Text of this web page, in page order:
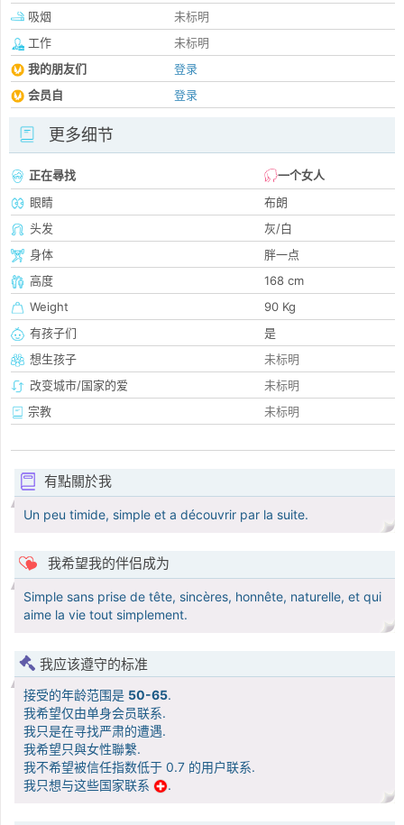
吸烟
未标明
工作
未标明
我的朋友们
登录
会员自
登录
更多细节
正在尋找
一个女人
眼睛
布朗
头发
灰/白
身体
胖一点
高度
168 cm
Weight
90 Kg
有孩子们
是
想生孩子
未标明
改变城市/国家的爱
未标明
宗教
未标明
有點關於我
Un peu timide, simple et a découvrir par la suite.
我希望我的伴侣成为
Simple sans prise de tête, sincères, honnête, naturelle, et qui
aime la vie tout simplement.
我应该遵守的标准
接受的年龄范围是 50-65.
我希望仅由单身会员联系.
我只是在寻找严肃的遭遇.
我希望只與女性聯繫.
我不希望被信任指数低于 0.7 的用户联系.
我只想与这些国家联系
.